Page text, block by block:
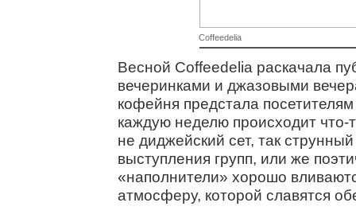
Coffeedelia
Весной Coffeedelia раскачала
вечеринками и джазовыми
кофейня предстала
каждую неделю происходит что-
не диджейский сет, так
выступления групп, или же
«наполнители» хорошо
атмосферу, которой славятся